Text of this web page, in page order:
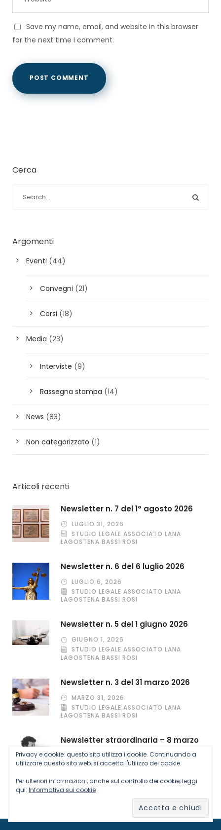
Save my name, email, and website in this browser
for the next time I comment.
Cerca
Argomenti
Eventi (44)
Convegni (21)
Corsi (18)
Media (23)
Interviste (9)
Rassegna stampa (14)
News (83)
Non categorizzato (1)
Articoli recenti
Newsletter n. 7 del 1° agosto 2026
LUGLIO 31, 2026
STUDIO LEGALE ASSOCIATO LANA
LAGOSTENA BASSI ROSI
Newsletter n. 6 del 6 luglio 2026
LUGLIO 6, 2026
STUDIO LEGALE ASSOCIATO LANA
LAGOSTENA BASSI ROSI
Newsletter n. 5 del 1 giugno 2026
GIUGNO 1, 2026
STUDIO LEGALE ASSOCIATO LANA
LAGOSTENA BASSI ROSI
Newsletter n. 3 del 31 marzo 2026
MARZO 31, 2026
STUDIO LEGALE ASSOCIATO LANA
LAGOSTENA BASSI ROSI
Newsletter straordinaria – 8 marzo
2026
MARZO 8, 2026
STUDIO LEGALE ASSOCIATO LANA
LAGOSTENA BASSI ROSI
Privacy e cookie: questo sito utilizza i cookie. Continuando a
utilizzare questo sito web, si accetta l'utilizzo dei cookie.
Per ulteriori informazioni, anche sul controllo dei cookie, leggi
qui: Informativa sui cookie